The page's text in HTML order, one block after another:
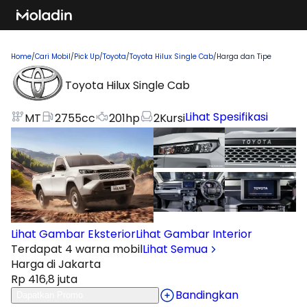
Home/Cari Mobil/Pick Up/Toyota/Toyota Hilux Single Cab/Harga dan Tipe
Toyota Hilux Single Cab
MT 2755cc 201hp 2KursiLihat Spesifikasi
Lihat Gambar EksteriorLihat Gambar Interior
Terdapat 4 warna mobilLihat Semua
Harga di Jakarta
Rp 416,8 juta
Bandingkan